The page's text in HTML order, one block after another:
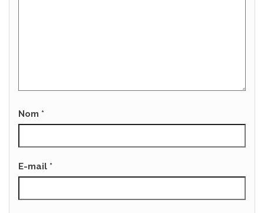
Nom *
E-mail *